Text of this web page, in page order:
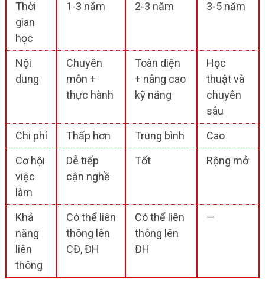
Thời
gian
học
1-3 năm 2-3 năm 3-5 năm
Nội
dung
Chuyên
môn +
thực hành
Toàn diện
+ nâng cao
kỹ năng
Học
thuật và
chuyên
sâu
Chi phí
Thấp hơn Trung bình
Cao
Cơ hội
việc
làm
Dễ tiếp
cận nghề
Tốt Rộng mở
Khả
năng
liên
thông
Có thể liên
thông lên
CĐ, ĐH
Có thể liên
thông lên
ĐH
—